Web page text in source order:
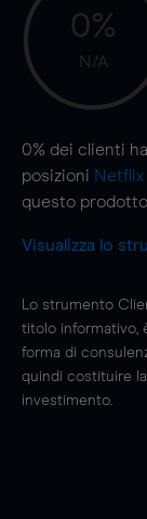
0%
N/A
0% dei clienti
posizioni Netflix
questo prodotto
Visualizza lo
Lo strumento
titolo informativo,
forma di
quindi costituire
investimento.